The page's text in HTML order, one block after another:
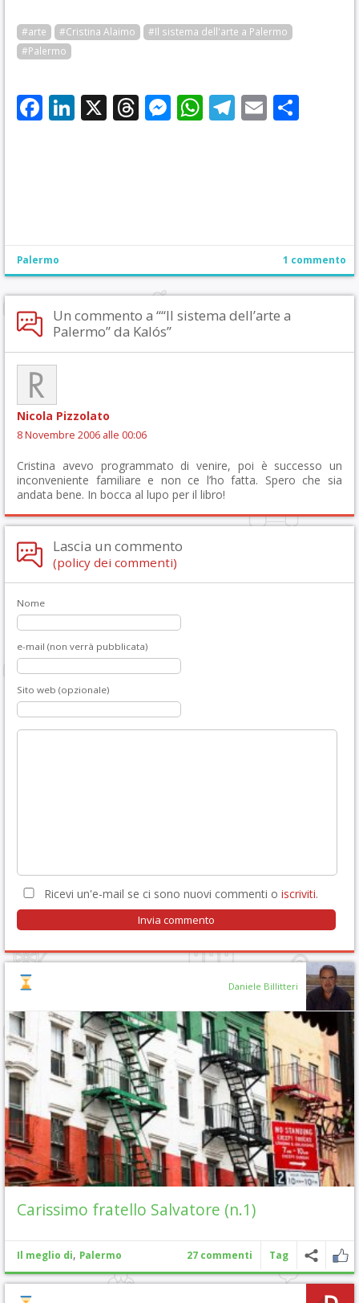
#arte #Cristina Alaimo
#Il sistema dell'arte a Palermo
#Palermo
Facebook
LinkedIn
X Threads
Messenger
WhatsApp
Telegram
Email
Palermo 1 commento
Un commento a ““Il sistema dell’arte a
Palermo” da Kalós”
Nicola Pizzolato
8 Novembre 2006 alle 00:06
Cristina avevo programmato di venire, poi è successo un
inconveniente familiare e non ce l’ho fatta. Spero che sia
andata bene. In bocca al lupo per il libro!
Lascia un commento
(policy dei commenti)
Nome
e-mail (non verrà pubblicata)
Sito web (opzionale)
Ricevi un'e-mail se ci sono nuovi commenti o iscriviti.
Daniele Billitteri
Carissimo fratello Salvatore (n.1)
Il meglio di, Palermo 27 commenti Tag